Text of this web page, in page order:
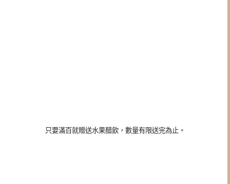
只要滿百就贈送水果醋飲，數量有限送完為止。